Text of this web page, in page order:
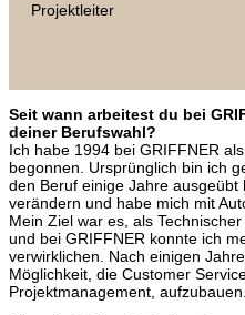
Projektleiter
Seit wann arbeitest du bei
deiner Berufswahl?
Ich habe 1994 bei GRIFFNER
begonnen. Ursprünglich bin ich
den Beruf einige Jahre
verändern und habe mich mit
Mein Ziel war es, als
und bei GRIFFNER konnte ich
verwirklichen. Nach einigen
Möglichkeit, die Customer
Projektmanagement, aufzubauen.